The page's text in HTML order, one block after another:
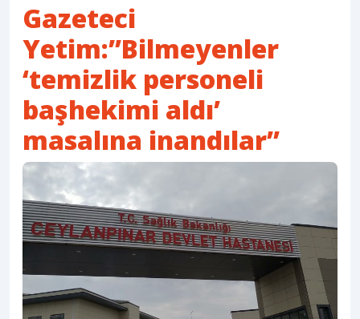
Gazeteci
Yetim:”Bilmeyenler
‘temizlik personeli
başhekimi aldı’
masalına inandılar”